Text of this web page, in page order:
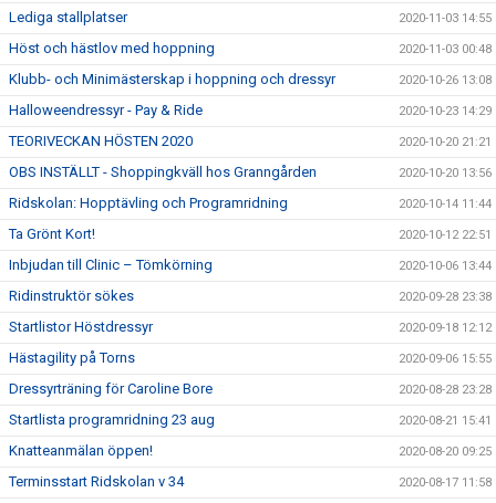
Lediga stallplatser 2020-11-03 14:55
Höst och hästlov med hoppning 2020-11-03 00:48
Klubb- och Minimästerskap i hoppning och dressyr 2020-10-26 13:08
Halloweendressyr - Pay & Ride 2020-10-23 14:29
TEORIVECKAN HÖSTEN 2020 2020-10-20 21:21
OBS INSTÄLLT - Shoppingkväll hos Granngården 2020-10-20 13:56
Ridskolan: Hopptävling och Programridning 2020-10-14 11:44
Ta Grönt Kort! 2020-10-12 22:51
Inbjudan till Clinic – Tömkörning 2020-10-06 13:44
Ridinstruktör sökes 2020-09-28 23:38
Startlistor Höstdressyr 2020-09-18 12:12
Hästagility på Torns 2020-09-06 15:55
Dressyrträning för Caroline Bore 2020-08-28 23:28
Startlista programridning 23 aug 2020-08-21 15:41
Knatteanmälan öppen! 2020-08-20 09:25
Terminsstart Ridskolan v 34 2020-08-17 11:58